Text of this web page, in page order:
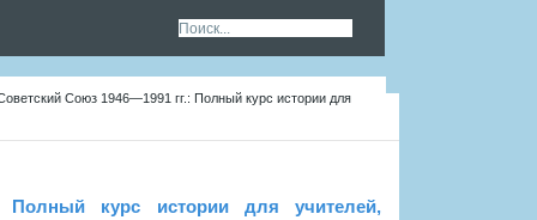
Союз 1946—1991 гг.: Полный курс истории для
курс истории для учителей,